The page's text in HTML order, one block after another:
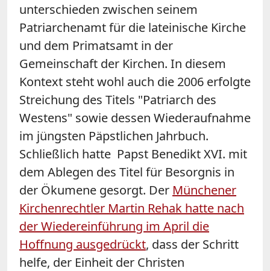
unterschieden zwischen seinem
Patriarchenamt für die lateinische Kirche
und dem Primatsamt in der
Gemeinschaft der Kirchen. In diesem
Kontext steht wohl auch die 2006 erfolgte
Streichung des Titels "Patriarch des
Westens" sowie dessen Wiederaufnahme
im jüngsten Päpstlichen Jahrbuch.
Schließlich hatte Papst Benedikt XVI. mit
dem Ablegen des Titel für Besorgnis in
der Ökumene gesorgt. Der Münchener
Kirchenrechtler Martin Rehak hatte nach
der Wiedereinführung im April die
Hoffnung ausgedrückt, dass der Schritt
helfe, der Einheit der Christen